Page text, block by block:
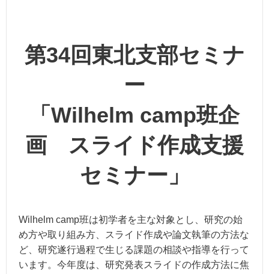
第34回東北支部セミナ
ー
「Wilhelm camp班企
画 スライド作成支援
セミナー」
Wilhelm camp班は初学者を主な対象とし、研究の始
め方や取り組み方、スライド作成や論文執筆の方法な
ど、研究遂行過程で生じる課題の相談や指導を行って
います。今年度は、研究発表スライドの作成方法に焦